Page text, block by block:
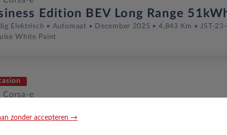
Edition BEV Long Range
Elektrisch Automaat December 2025 4,843 Km
JST-23-
White Paint
Corsa-e
Elektrisch Automaat
zonder accepteren →